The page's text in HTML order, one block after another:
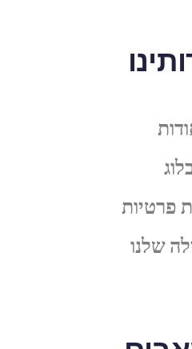
פרטיות
שלנו